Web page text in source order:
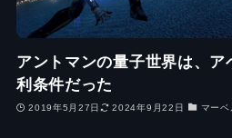
アントマンの量子世界は、
利条件だった
2019年5月27日 2024年9月22日 マーベ